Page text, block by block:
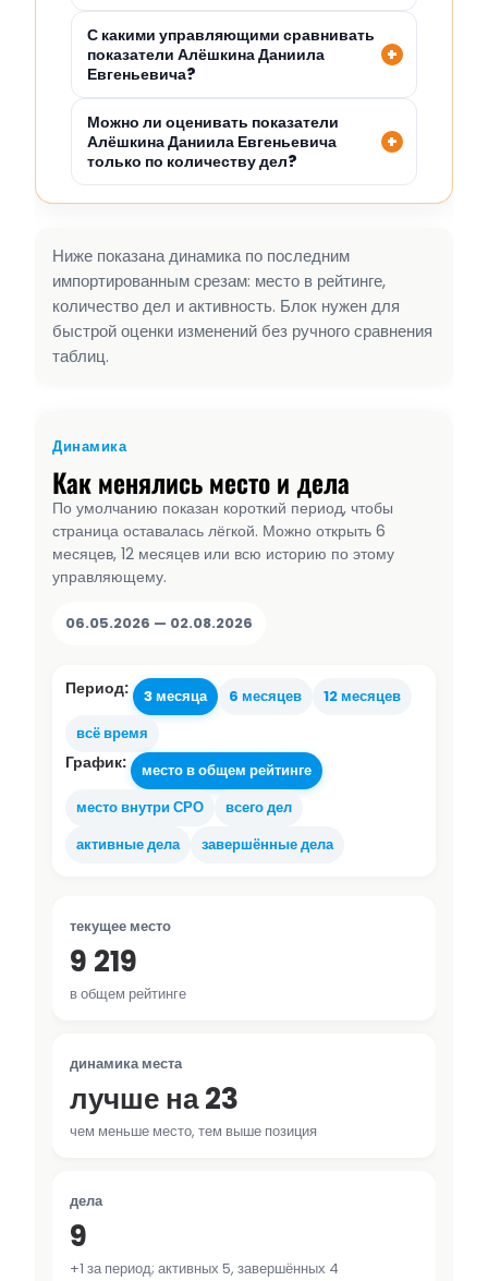
С какими управляющими сравнивать
показатели Алёшкина Даниила
Евгеньевича?
Можно ли оценивать показатели
Алёшкина Даниила Евгеньевича
только по количеству дел?
Ниже показана динамика по последним
импортированным срезам: место в рейтинге,
количество дел и активность. Блок нужен для
быстрой оценки изменений без ручного сравнения
таблиц.
Динамика
Как менялись место и дела
По умолчанию показан короткий период, чтобы
страница оставалась лёгкой. Можно открыть 6
месяцев, 12 месяцев или всю историю по этому
управляющему.
06.05.2026 — 02.08.2026
Период: 3 месяца 6 месяцев
12 месяцев
всё время
График:
место в общем рейтинге
место внутри СРО
всего дел
активные дела
завершённые дела
текущее место
9 219
в общем рейтинге
динамика места
лучше на 23
чем меньше место, тем выше позиция
дела
9
+1 за период; активных 5, завершённых 4